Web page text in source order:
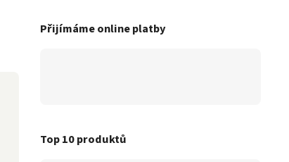
Přijímáme online platby
Top 10 produktů